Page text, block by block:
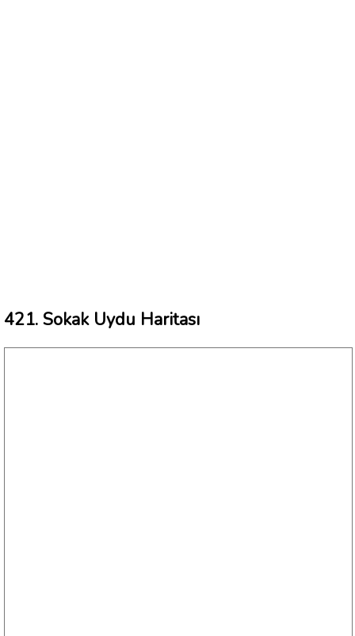
421. Sokak Uydu Haritası